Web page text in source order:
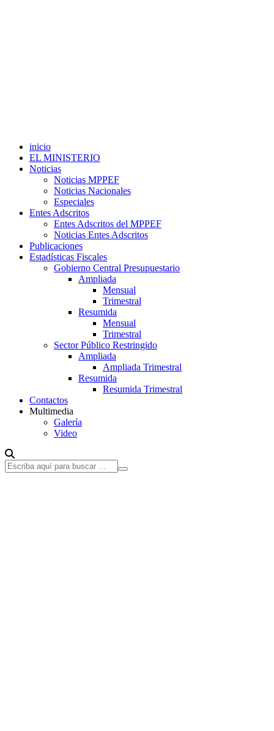
inicio
EL MINISTERIO
Noticias
Noticias MPPEF
Noticias Nacionales
Especiales
Entes Adscritos
Entes Adscritos del MPPEF
Noticias Entes Adscritos
Publicaciones
Estadísticas Fiscales
Gobierno Central Presupuestario
Ampliada
Mensual
Trimestral
Resumida
Mensual
Trimestral
Sector Público Restringido
Ampliada
Ampliada Trimestral
Resumida
Resumida Trimestral
Contactos
Multimedia
Galería
Video